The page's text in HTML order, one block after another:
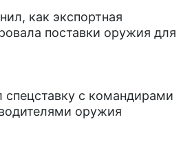
как экспортная
поставки оружия для
спецставку с командирами
оружия